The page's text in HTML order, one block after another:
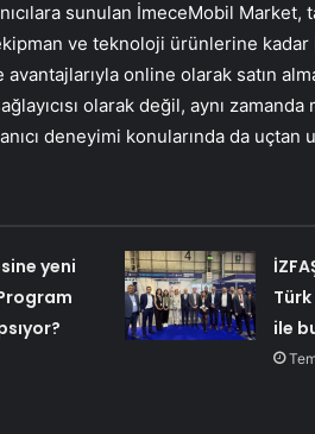
sunulan İmeceMobil Market,
ve teknoloji ürünlerine
online olarak satın
olarak değil, aynı
deneyimi konularında da uçtan
yeni
ile